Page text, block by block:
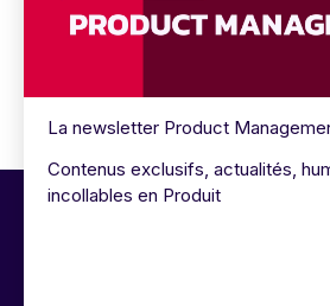
La newsletter Product
Contenus exclusifs, actualités,
incollables en Produit